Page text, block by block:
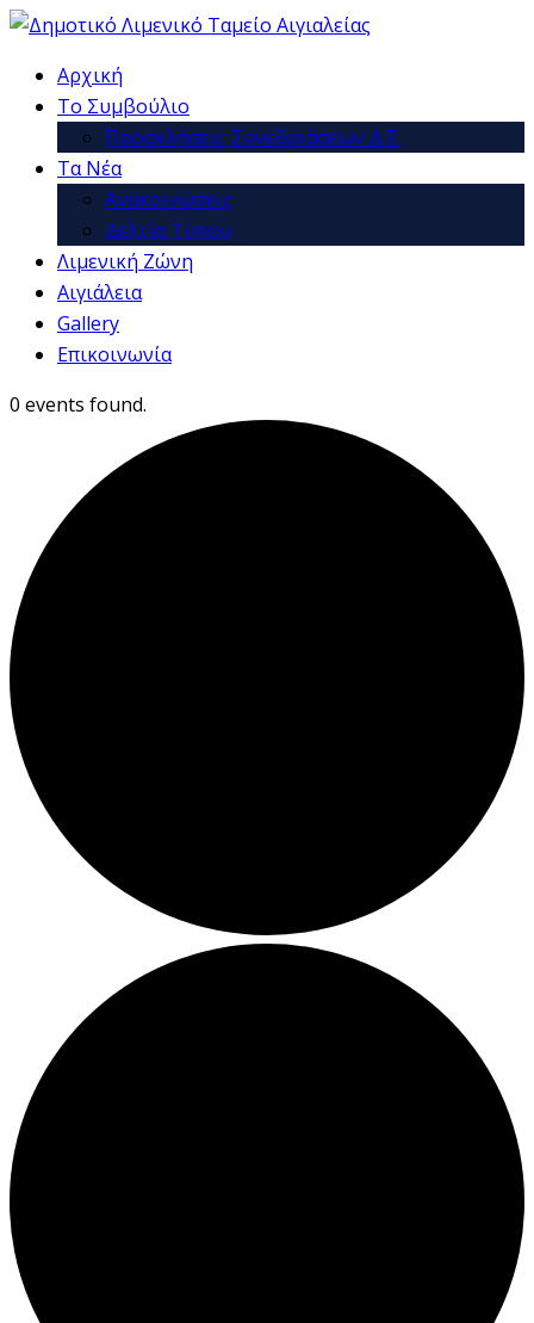
Αρχική
Το Συμβούλιο
Προσκλήσεις Συνεδριάσεων Δ.Σ.
Τα Νέα
Ανακοινώσεις
Δελτία Τύπου
Λιμενική Ζώνη
Αιγιάλεια
Gallery
Επικοινωνία
0 events found.